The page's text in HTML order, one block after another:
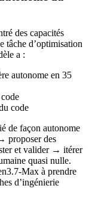
des capacités
tâche d’optimisation
a :
autonome en 35
code
de façon autonome
proposer des
et valider → itérer
quasi nulle.
Max à prendre
d’ingénierie